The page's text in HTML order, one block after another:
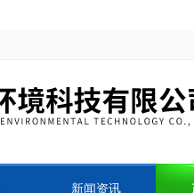
新闻资讯